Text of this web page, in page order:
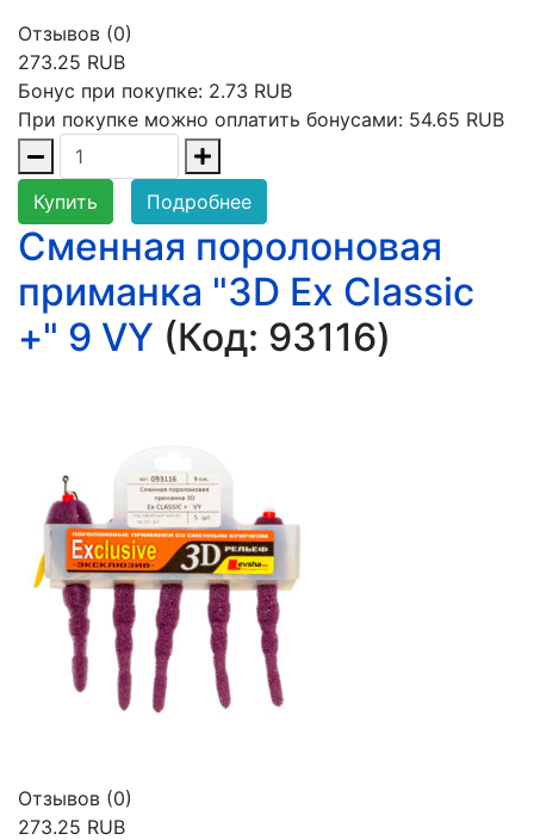
Отзывов (0)
273.25 RUB
Бонус при покупке: 2.73 RUB
При покупке можно оплатить бонусами: 54.65 RUB
Купить Подробнее
Сменная поролоновая
приманка "3D Ex Classic
+" 9 VY (Код: 93116)
Отзывов (0)
273.25 RUB